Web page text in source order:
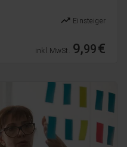
trending_up Einsteiger
inkl. MwSt. 9,99€